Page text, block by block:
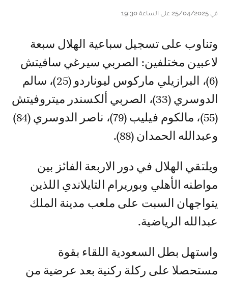
في 25/04/2025 على الساعة 19:30
وتناوب على تسجيل سباعية الهلال سبعة
لاعبين مختلفين: الصربي سيرغي سافيتش
(6)، البرازيلي ماركوس ليوناردو (25)، سالم
الدوسري (33)، الصربي ألكسندر ميتروفيتش
(55)، مالكوم فيليب (79)، ناصر الدوسري (84)
وعبدالله الحمدان (88).
ويلتقي الهلال في دور الاربعة الفائز بين
مواطنه الأهلي وبوريرام التايلاندي اللذين
يتواجهان السبت على ملعب مدينة الملك
عبدالله الرياضية.
واستهل بطل السعودية اللقاء بقوة
مستحصلا على ركلة ركنية بعد عرضية من